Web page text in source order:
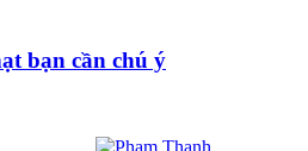
bạn cần chú ý